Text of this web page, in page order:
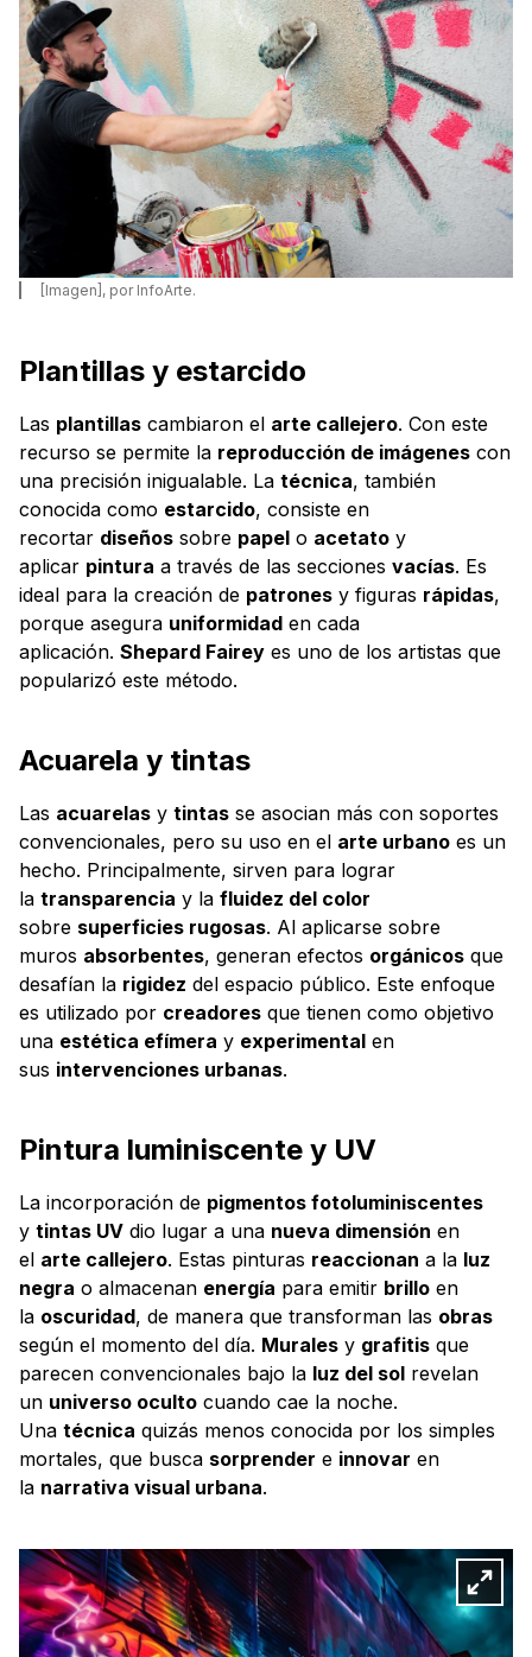
[Imagen], por InfoArte.
Plantillas y estarcido
Las plantillas cambiaron el arte callejero. Con este
recurso se permite la reproducción de imágenes con
una precisión inigualable. La técnica, también
conocida como estarcido, consiste en
recortar diseños sobre papel o acetato y
aplicar pintura a través de las secciones vacías. Es
ideal para la creación de patrones y figuras rápidas,
porque asegura uniformidad en cada
aplicación. Shepard Fairey es uno de los artistas que
popularizó este método.
Acuarela y tintas
Las acuarelas y tintas se asocian más con soportes
convencionales, pero su uso en el arte urbano es un
hecho. Principalmente, sirven para lograr
la transparencia y la fluidez del color
sobre superficies rugosas. Al aplicarse sobre
muros absorbentes, generan efectos orgánicos que
desafían la rigidez del espacio público. Este enfoque
es utilizado por creadores que tienen como objetivo
una estética efímera y experimental en
sus intervenciones urbanas.
Pintura luminiscente y UV
La incorporación de pigmentos fotoluminiscentes
y tintas UV dio lugar a una nueva dimensión en
el arte callejero. Estas pinturas reaccionan a la luz
negra o almacenan energía para emitir brillo en
la oscuridad, de manera que transforman las obras
según el momento del día. Murales y grafitis que
parecen convencionales bajo la luz del sol revelan
un universo oculto cuando cae la noche.
Una técnica quizás menos conocida por los simples
mortales, que busca sorprender e innovar en
la narrativa visual urbana.